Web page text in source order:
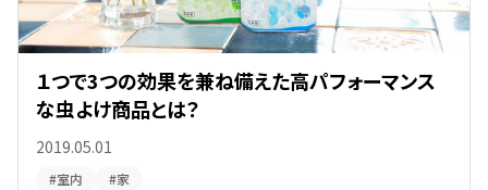
2019.05.01
１つで3つの効果を兼ね備えた高パフォーマンス
な虫よけ商品とは？
#室内 #家